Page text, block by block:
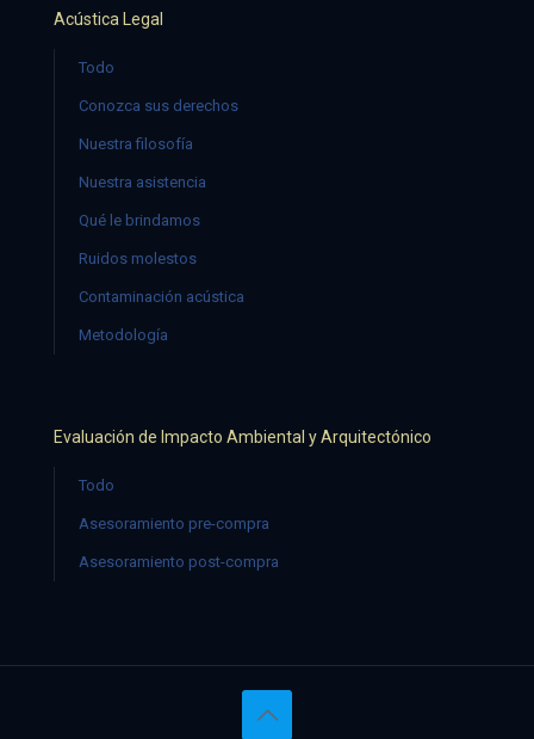
Acústica Legal
Todo
Conozca sus derechos
Nuestra filosofía
Nuestra asistencia
Qué le brindamos
Ruidos molestos
Contaminación acústica
Metodología
Evaluación de Impacto Ambiental y Arquitectónico
Todo
Asesoramiento pre-compra
Asesoramiento post-compra